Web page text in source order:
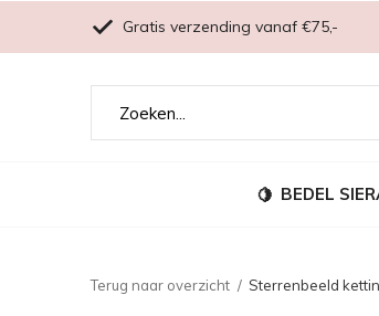
BEDEL
Gratis verzending vanaf €75,-
Terug naar overzicht Sterrenbeeld